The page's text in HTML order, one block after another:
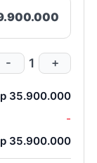
- 1 +
35.900.000
-
35.900.000